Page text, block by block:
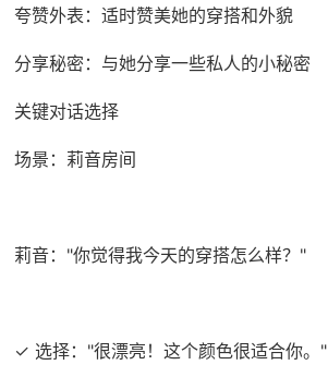
夸赞外表：适时赞美她的穿搭和外貌
分享秘密：与她分享一些私人的小秘密
关键对话选择
场景：莉音房间
莉音："你觉得我今天的穿搭怎么样？"
✓ 选择："很漂亮！这个颜色很适合你。"